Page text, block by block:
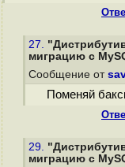
27.
миграцию с
Сообщение от
Поменяй
29.
миграцию с